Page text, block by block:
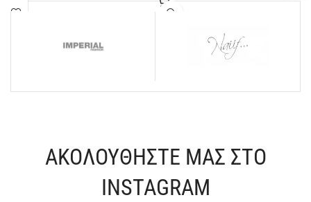
ΑΚΟΛΟΥΘΗΣΤΕ ΜΑΣ ΣΤΟ
INSTAGRAM